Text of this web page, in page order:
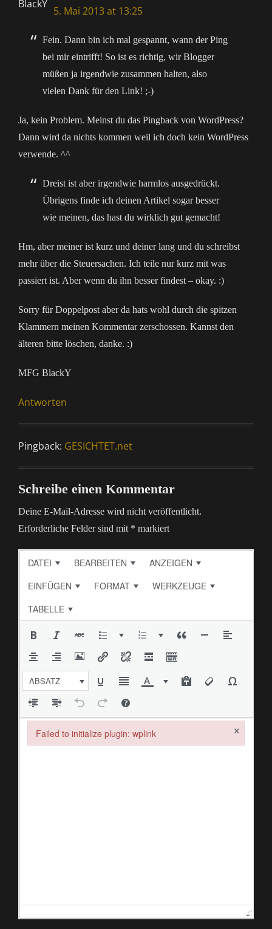
5. Mai 2013 at 13:25
Fein. Dann bin ich mal gespannt, wann der Ping
bei mir eintrifft! So ist es richtig, wir Blogger
müßen ja irgendwie zusammen halten, also
vielen Dank für den Link! ;-)
Ja, kein Problem. Meinst du das Pingback von WordPress?
Dann wird da nichts kommen weil ich doch kein WordPress
verwende. ^^
Dreist ist aber irgendwie harmlos ausgedrückt.
Übrigens finde ich deinen Artikel sogar besser
wie meinen, das hast du wirklich gut gemacht!
Hm, aber meiner ist kurz und deiner lang und du schreibst
mehr über die Steuersachen. Ich teile nur kurz mit was
passiert ist. Aber wenn du ihn besser findest – okay. :)
Sorry für Doppelpost aber da hats wohl durch die spitzen
Klammern meinen Kommentar zerschossen. Kannst den
älteren bitte löschen, danke. :)
MFG BlackY
Antworten
Pingback: GESICHTET.net
Schreibe einen Kommentar
Deine E-Mail-Adresse wird nicht veröffentlicht.
Erforderliche Felder sind mit * markiert
DATEI BEARBEITEN
ANZEIGEN
EINFÜGEN
FORMAT
WERKZEUGE
TABELLE
ABSATZ
Failed to initialize plugin: wplink ×
Failed to initialize plugin: wplink